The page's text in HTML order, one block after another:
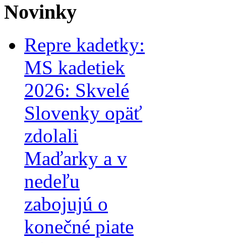
Novinky
Repre kadetky:
MS kadetiek
2026: Skvelé
Slovenky opäť
zdolali
Maďarky a v
nedeľu
zabojujú o
konečné piate